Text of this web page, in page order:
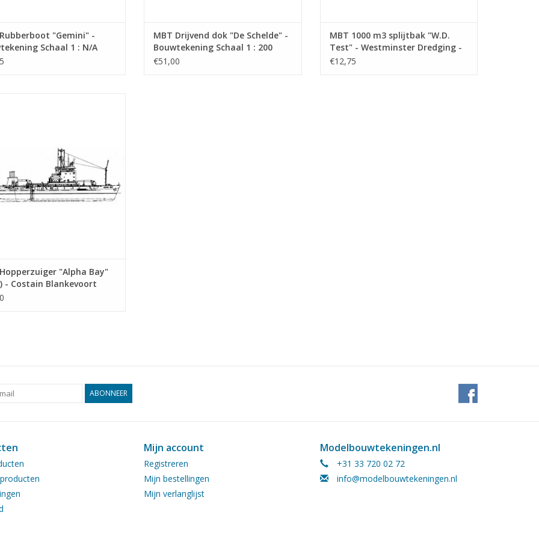
"Gemini" -
Schaal 1 : N/A
MBT Drijvend dok "De Schelde" -
Bouwtekening Schaal 1 : 200
(10.19.011)
€51,00
MBT 1000 m3 splijtbak "W.D.
Test" - Westminster Dredging -
Bouwtekening Schaal 1 : 550
€12,75
"Alpha Bay"
- Costain Blankevoort
(UK) - Bouwtekening
ABONNEER
Mijn account
Registreren
Mijn bestellingen
Mijn verlanglijst
Modelbouwtekeningen.nl
+31 33 720 02 72
info@modelbouwtekeningen.nl